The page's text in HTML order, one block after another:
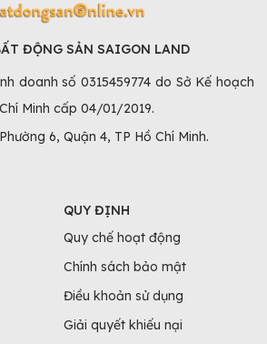
ĐỘNG SẢN SAIGON LAND
doanh số 0315459774 do Sở Kế hoạch
Minh cấp 04/01/2019.
6, Quận 4, TP Hồ Chí Minh.
QUY ĐỊNH
Quy chế hoạt động
Chính sách bảo mật
Điều khoản sử dụng
Giải quyết khiếu nại